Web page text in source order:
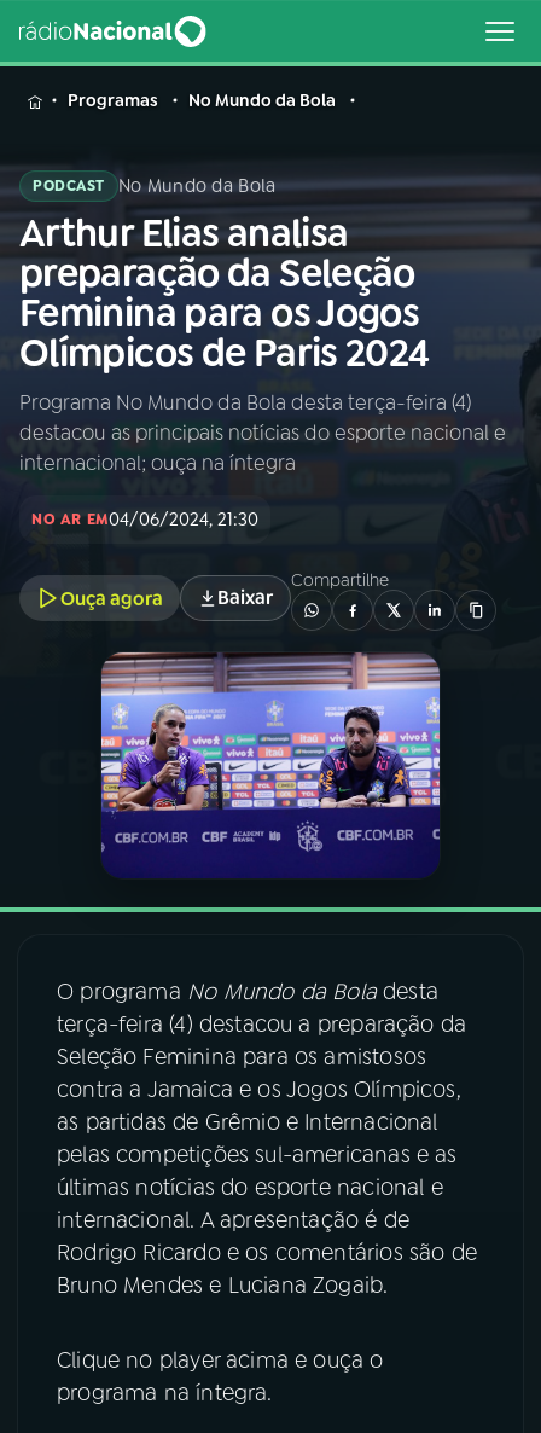
MENU
Buscar
na
Rádio
Nacional
Buscar
AO VIVO
01INÍCIO
02A RÁDIO
03PROGRAMAÇÃO
PROGRAMAS
PODCASTS
VIDEOCASTS
07ÚLTIMAS
08FESTIVAL DE MÚSICA
ACOMPANHE A RÁDIO NACIONAL
YouTube Facebook
Instagram X
TikTok
Programas No Mundo da Bola
PODCAST No Mundo da Bola
Arthur Elias analisa
preparação da Seleção
Feminina para os Jogos
Olímpicos de Paris 2024
Programa No Mundo da Bola desta terça-feira (4)
destacou as principais notícias do esporte nacional e
internacional; ouça na íntegra
NO AR EM04/06/2024, 21:30
Ouça agora Baixar
Compartilhe
O programa No Mundo da Boladesta
terça-feira (4) destacou a preparação da
Seleção Feminina para os amistosos
contra a Jamaica e os Jogos Olímpicos,
as partidas de Grêmio e Internacional
pelas competições sul-americanas e as
últimas notícias do esporte nacional e
internacional. A apresentação é de
Rodrigo Ricardo e os comentários são de
Bruno Mendes e Luciana Zogaib.
Clique no player acima e ouça o
programa na íntegra.